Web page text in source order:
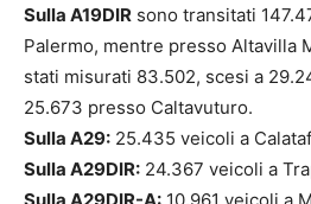
Sulla A19DIR sono transitati
Palermo, mentre presso Altavilla
stati misurati 83.502, scesi a
25.673 presso Caltavuturo.
Sulla A29: 25.435 veicoli a
Sulla A29DIR: 24.367 veicoli a
Sulla A29DIR-A: 10.961 veicoli a